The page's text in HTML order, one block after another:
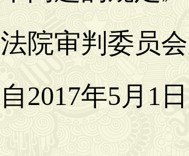
法院审判委员
自2017年5月1